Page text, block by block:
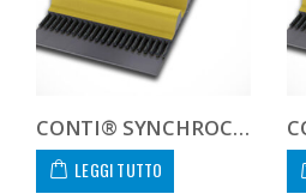
CONTI® SYNCHROCHAIN CARBON CTD 14M 1400 68 C
LEGGI TUTTO